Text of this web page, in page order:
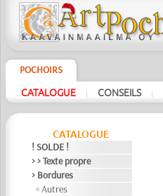
POCHOIRS
CATALOGUE | CONSEILS |
CATALOGUE
! SOLDE !
> > Texte propre
> Bordures
Autres